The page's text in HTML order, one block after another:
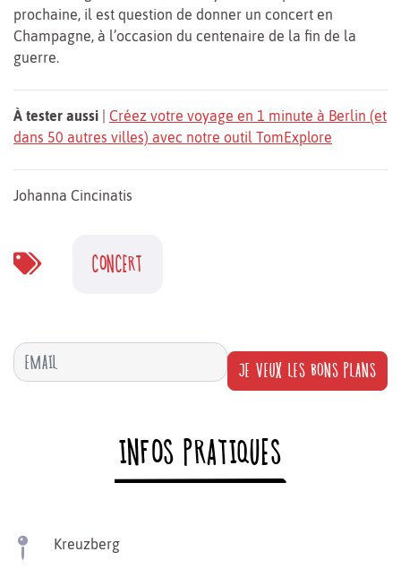
prochaine, il est question de donner un concert en
Champagne, à l’occasion du centenaire de la fin de la
guerre.
À tester aussi
Créez votre voyage en 1 minute à Berlin (et
dans 50 autres villes) avec notre outil TomExplore
Johanna Cincinatis
CONCERT
JE VEUX LES BONS PLANS
INFOS PRATIQUES
Kreuzberg